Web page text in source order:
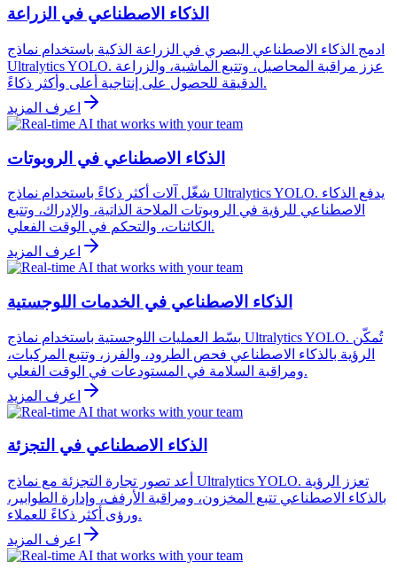
الذكاء الاصطناعي في الزراعة
ادمج الذكاء الاصطناعي البصري في الزراعة الذكية باستخدام نماذج
Ultralytics YOLO. عزز مراقبة المحاصيل، وتتبع الماشية، والزراعة
الدقيقة للحصول على إنتاجية أعلى وأكثر ذكاءً.
اعرف المزيد
الذكاء الاصطناعي في الروبوتات
شغّل آلات أكثر ذكاءً باستخدام نماذج Ultralytics YOLO. يدفع الذكاء
الاصطناعي للرؤية في الروبوتات الملاحة الذاتية، والإدراك، وتتبع
الكائنات، والتحكم في الوقت الفعلي.
اعرف المزيد
الذكاء الاصطناعي في الخدمات اللوجستية
بسّط العمليات اللوجستية باستخدام نماذج Ultralytics YOLO. تُمكّن
الرؤية بالذكاء الاصطناعي فحص الطرود، والفرز، وتتبع المركبات،
ومراقبة السلامة في المستودعات في الوقت الفعلي.
اعرف المزيد
الذكاء الاصطناعي في التجزئة
أعد تصور تجارة التجزئة مع نماذج Ultralytics YOLO. تعزز الرؤية
بالذكاء الاصطناعي تتبع المخزون، ومراقبة الأرفف، وإدارة الطوابير،
ورؤى أكثر ذكاءً للعملاء.
اعرف المزيد